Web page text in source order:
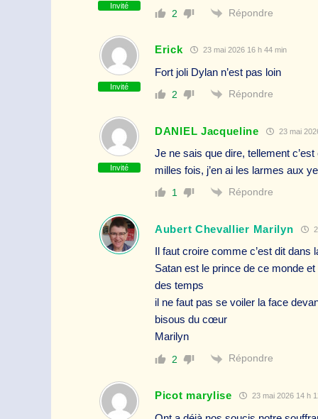
Invité
2 Répondre
Invité
Erick 23 mai 2026 16 h 44 min
Fort joli Dylan n’est pas loin
2 Répondre
Invité
DANIEL Jacqueline 23 mai
Je ne sais que dire, tellement
milles fois, j’en ai les larmes aux
1 Répondre
Aubert Chevallier Marilyn
Il faut croire comme c’est dit dans
Satan est le prince de ce monde
des temps
il ne faut pas se voiler la face
bisous du cœur
Marilyn
2 Répondre
Picot marylise 23 mai 2026 14 h